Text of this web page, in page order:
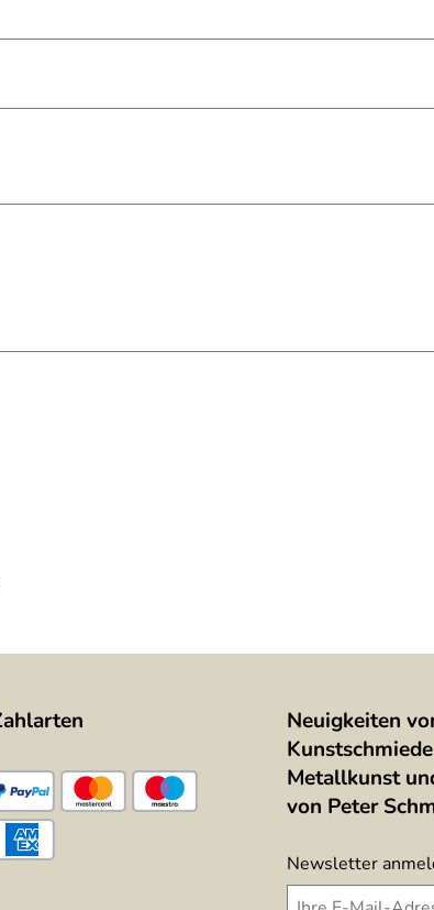
meinen Wunschmaßen gefertigt, zuverlässig
Neuigkeiten
Metallkunst
von Peter
Newsletter